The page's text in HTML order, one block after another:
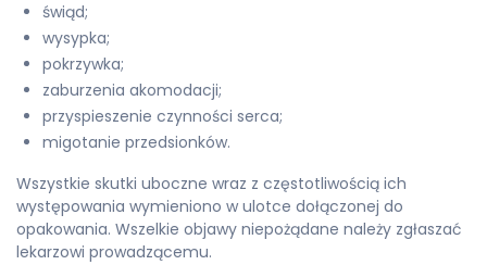
świąd;
wysypka;
pokrzywka;
zaburzenia akomodacji;
przyspieszenie czynności serca;
migotanie przedsionków.
Wszystkie skutki uboczne wraz z częstotliwością ich
występowania wymieniono w ulotce dołączonej do
opakowania. Wszelkie objawy niepożądane należy zgłaszać
lekarzowi prowadzącemu.